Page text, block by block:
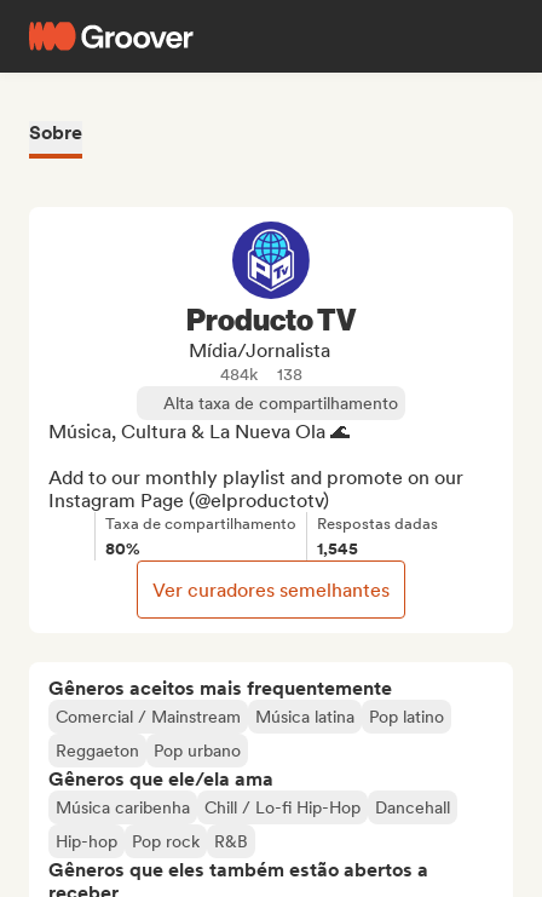
Sobre
Gêneros aceitos mais frequentemente
Comercial / Mainstream Música latina
Pop latino
Reggaeton
Pop urbano
Gêneros que ele/ela ama
Música caribenha Chill / Lo-fi Hip-Hop
Dancehall
Hip-hop
Pop rock R&B
Gêneros que eles também estão abertos a
Producto TV
Mídia/Jornalista
484k
138
Alta taxa de compartilhamento
Música, Cultura & La Nueva Ola 🌊
Add to our monthly playlist and promote on our
Instagram Page (@elproductotv)
Taxa de compartilhamento
80%
Respostas dadas
1,545
Ver curadores semelhantes